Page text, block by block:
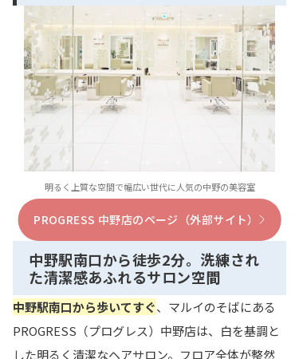
明るく上質な空間で幅広い世代に人気の中野の美容室
PROGRESS 中野店のページ（外部サイト）
中野駅南口から徒歩2分。洗練され
た清潔感あふれるサロン空間
中野駅南口から歩いてすぐ、マルイのそばにある
PROGRESS（プログレス）中野店は、白を基調と
した明るく清潔なヘアサロン。フロア全体が整然